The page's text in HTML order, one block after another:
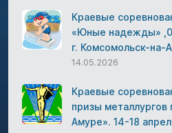
Краевые
«Юные надежды»
г. Комсомольск-на-
14.05.2026
Краевые
призы металлургов
Амуре». 14-18